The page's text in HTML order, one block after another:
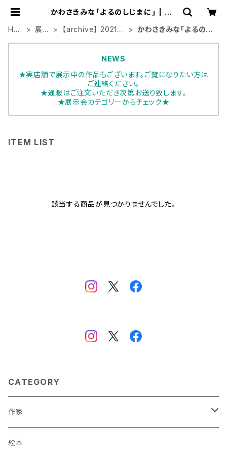
かわさきみな「よるのしじまに｣ | AR
HO
展示
【archive】 2021年
かわさきみな「よるのし
NEWS
★実店舗で展示中の作品もございます。ご覧になりたい方は
ご連絡ください。
★通販はご注文いただき次第お送り致します。
★展示会カテゴリーからチェック★
ITEM LIST
該当する商品が見つかりませんでした。
CATEGORY
作家
蒼川わか
絵本